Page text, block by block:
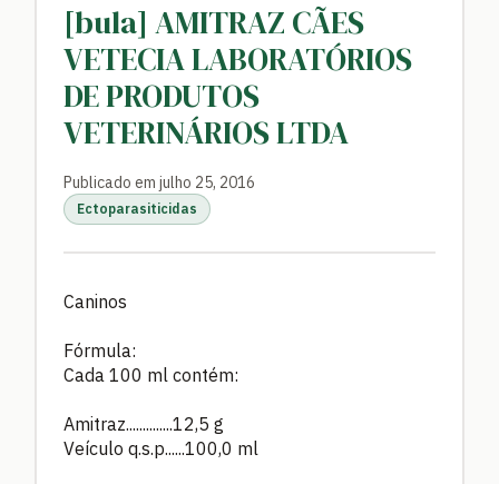
[bula] AMITRAZ CÃES
VETECIA LABORATÓRIOS
DE PRODUTOS
VETERINÁRIOS LTDA
Publicado em julho 25, 2016
Ectoparasiticidas
Caninos
Fórmula:
Cada 100 ml contém:
Amitraz..............12,5 g
Veículo q.s.p......100,0 ml